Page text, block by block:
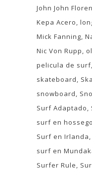
John John
Kepa Acero
Mick Fanning
Nic Von Rupp
pelicula de surf
skateboard
snowboard
Surf Adaptado
surf en
Surf en Irlanda
surf en
Surfer Rule